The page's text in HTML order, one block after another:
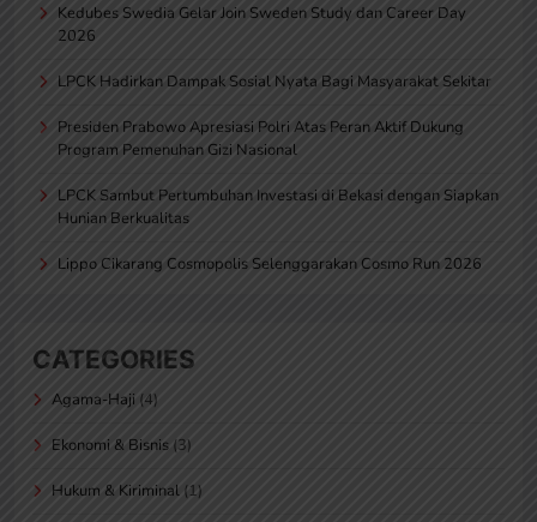
Kedubes Swedia Gelar Join Sweden Study dan Career Day
2026
LPCK Hadirkan Dampak Sosial Nyata Bagi Masyarakat Sekitar
Presiden Prabowo Apresiasi Polri Atas Peran Aktif Dukung
Program Pemenuhan Gizi Nasional
LPCK Sambut Pertumbuhan Investasi di Bekasi dengan Siapkan
Hunian Berkualitas
Lippo Cikarang Cosmopolis Selenggarakan Cosmo Run 2026
CATEGORIES
Agama-Haji (4)
Ekonomi & Bisnis (3)
Hukum & Kiriminal (1)